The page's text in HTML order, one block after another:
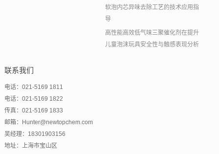
软泡内芯异味去除工艺的技术应用指
导
高性能高效低气味三聚催化剂在提升
儿童泡沫玩具安全性与触感表现分析
联系我们
电话：021-5169 1811
电话：021-5169 1822
传真：021-5169 1833
邮箱：Hunter@newtopchem.com
吴经理：18301903156
地址：上海市宝山区